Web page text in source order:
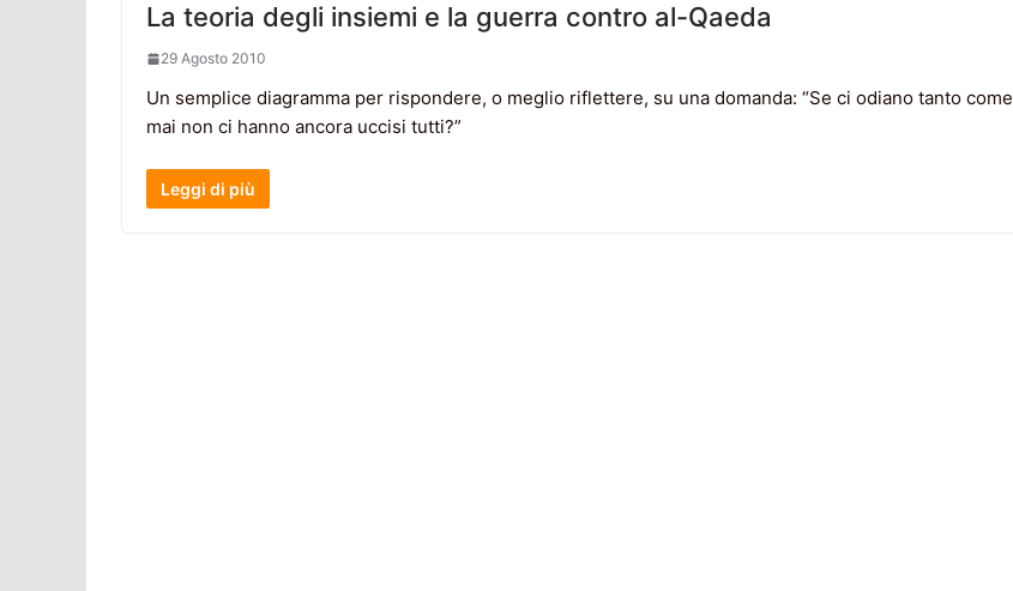
La teoria degli insiemi e la guerra contro al-Qaeda
29 Agosto 2010
Un semplice diagramma per rispondere, o meglio riflettere, su una domanda: “Se ci odiano tanto come
mai non ci hanno ancora uccisi tutti?”
Leggi di più